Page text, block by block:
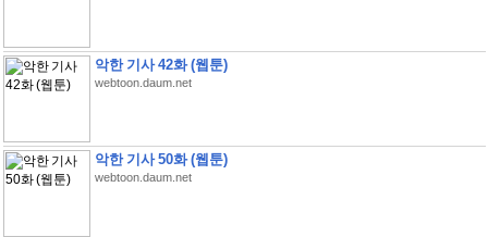
악한 기사 42화 (웹툰)
webtoon.daum.net
악한 기사 50화 (웹툰)
webtoon.daum.net